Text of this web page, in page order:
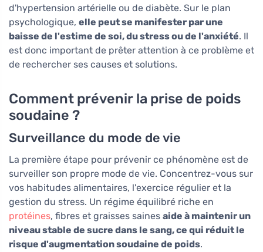
d'hypertension artérielle ou de diabète. Sur le plan
psychologique, elle peut se manifester par une
baisse de l'estime de soi, du stress ou de l'anxiété. Il
est donc important de prêter attention à ce problème et
de rechercher ses causes et solutions.
Comment prévenir la prise de poids
soudaine ?
Surveillance du mode de vie
La première étape pour prévenir ce phénomène est de
surveiller son propre mode de vie. Concentrez-vous sur
vos habitudes alimentaires, l'exercice régulier et la
gestion du stress. Un régime équilibré riche en
protéines, fibres et graisses saines aide à maintenir un
niveau stable de sucre dans le sang, ce qui réduit le
risque d'augmentation soudaine de poids.